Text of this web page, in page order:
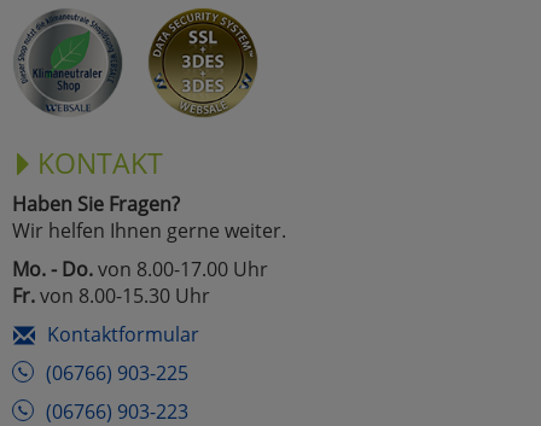
KONTAKT
Haben Sie Fragen?
Wir helfen Ihnen gerne weiter.
Mo. - Do.von 8.00-17.00 Uhr
Fr.von 8.00-15.30 Uhr
Kontaktformular
(06766) 903-225
(06766) 903-223